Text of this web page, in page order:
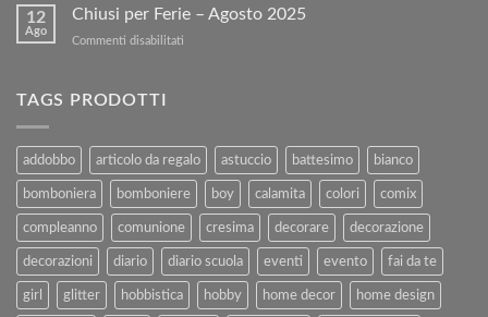
con
Rimborso
PASQUA
12
Ago
Chiusi per Ferie – Agosto 2025
Commenti disabilitati
2025
TAGS PRODOTTI
addobbo articolo da regalo astuccio battesimo bianco
bomboniera bomboniere boy calamita colori comix
compleanno comunione cresima decorare decorazione
decorazioni diario diario scuola eventi evento fai da te
girl glitter hobbistica hobby home decor home design